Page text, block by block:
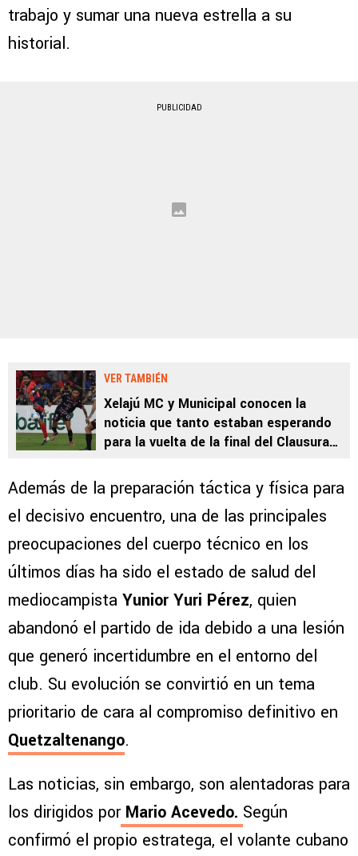
trabajo y sumar una nueva estrella a su
historial.
PUBLICIDAD
VER TAMBIÉN
Xelajú MC y Municipal conocen la
noticia que tanto estaban esperando
para la vuelta de la final del Clausura
Además de la preparación táctica y física para
el decisivo encuentro, una de las principales
preocupaciones del cuerpo técnico en los
últimos días ha sido el estado de salud del
mediocampista Yunior Yuri Pérez, quien
abandonó el partido de ida debido a una lesión
que generó incertidumbre en el entorno del
club. Su evolución se convirtió en un tema
prioritario de cara al compromiso definitivo en
Quetzaltenango.
Las noticias, sin embargo, son alentadoras para
los dirigidos por Mario Acevedo. Según
confirmó el propio estratega, el volante cubano